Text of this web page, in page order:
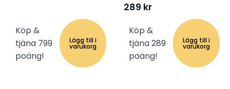
Köp &
tjäna 799
poäng!
Lägg till i
varukorg
289 kr
Köp &
tjäna 289
poäng!
Lägg till i
varukorg